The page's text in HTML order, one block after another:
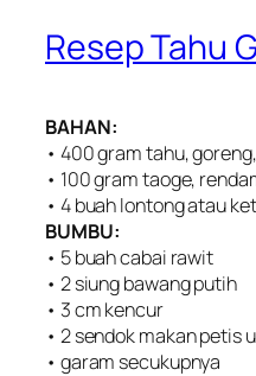
Resep Tahu
BAHAN:
• 400 gram tahu,
• 100 gram taoge,
• 4 buah lontong atau
BUMBU:
• 5 buah cabai rawit
• 2 siung bawang putih
• 3 cm kencur
• 2 sendok makan petis
• garam secukupnya